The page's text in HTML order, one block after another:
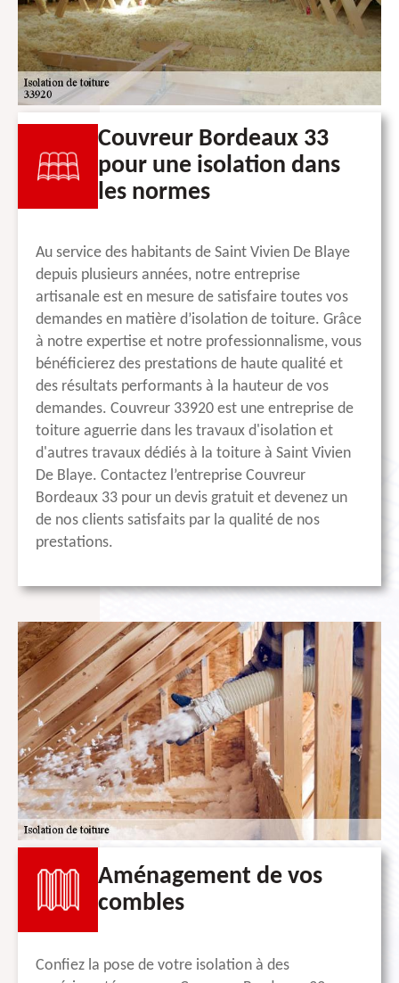
Couvreur Bordeaux 33
pour une isolation dans
les normes
Au service des habitants de Saint Vivien De Blaye
depuis plusieurs années, notre entreprise
artisanale est en mesure de satisfaire toutes vos
demandes en matière d’isolation de toiture. Grâce
à notre expertise et notre professionnalisme, vous
bénéficierez des prestations de haute qualité et
des résultats performants à la hauteur de vos
demandes. Couvreur 33920 est une entreprise de
toiture aguerrie dans les travaux d'isolation et
d'autres travaux dédiés à la toiture à Saint Vivien
De Blaye. Contactez l’entreprise Couvreur
Bordeaux 33 pour un devis gratuit et devenez un
de nos clients satisfaits par la qualité de nos
prestations.
Aménagement de vos
combles
Confiez la pose de votre isolation à des